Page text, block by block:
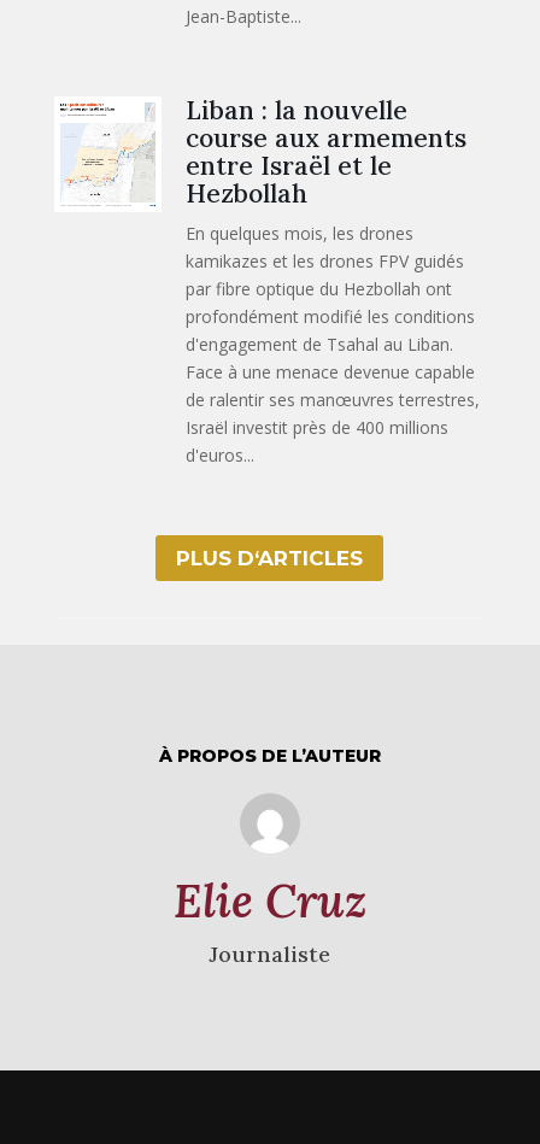
Jean-Baptiste...
Liban : la nouvelle
course aux armements
entre Israël et le
Hezbollah
En quelques mois, les drones
kamikazes et les drones FPV guidés
par fibre optique du Hezbollah ont
profondément modifié les conditions
d'engagement de Tsahal au Liban.
Face à une menace devenue capable
de ralentir ses manœuvres terrestres,
Israël investit près de 400 millions
d'euros...
PLUS D‘ARTICLES
À PROPOS DE L’AUTEUR
Elie Cruz
Journaliste